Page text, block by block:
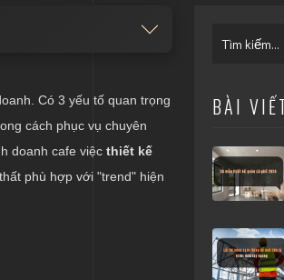
Có 3 yếu tố quan trọng
cách phục vụ chuyên
doanh cafe việc thiết kế
phù hợp với "trend" hiện
BÀI